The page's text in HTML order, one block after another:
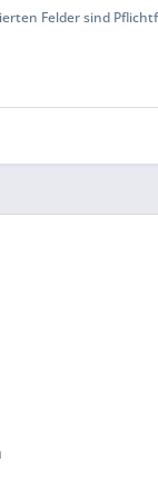
Felder sind